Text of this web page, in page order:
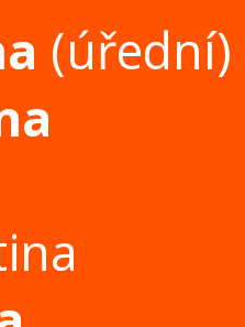
(úřední)